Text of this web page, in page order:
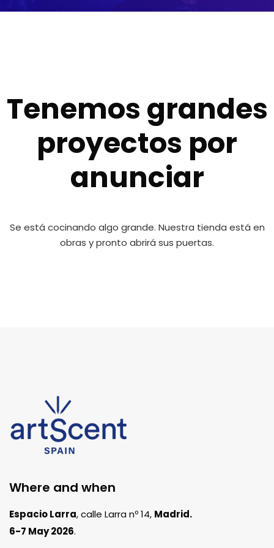
Tenemos grandes
proyectos por
anunciar
Se está cocinando algo grande. Nuestra tienda está en
obras y pronto abrirá sus puertas.
Where and when
Espacio Larra, calle Larra nº 14, Madrid.
6-7 May 2026.